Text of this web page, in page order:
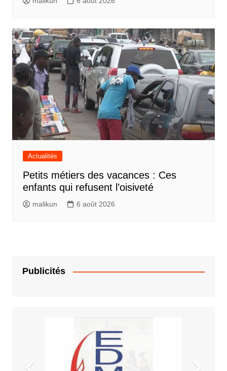
Actualités
Petits métiers des vacances : Ces
enfants qui refusent l’oisiveté
malikun 6 août 2026
Publicités